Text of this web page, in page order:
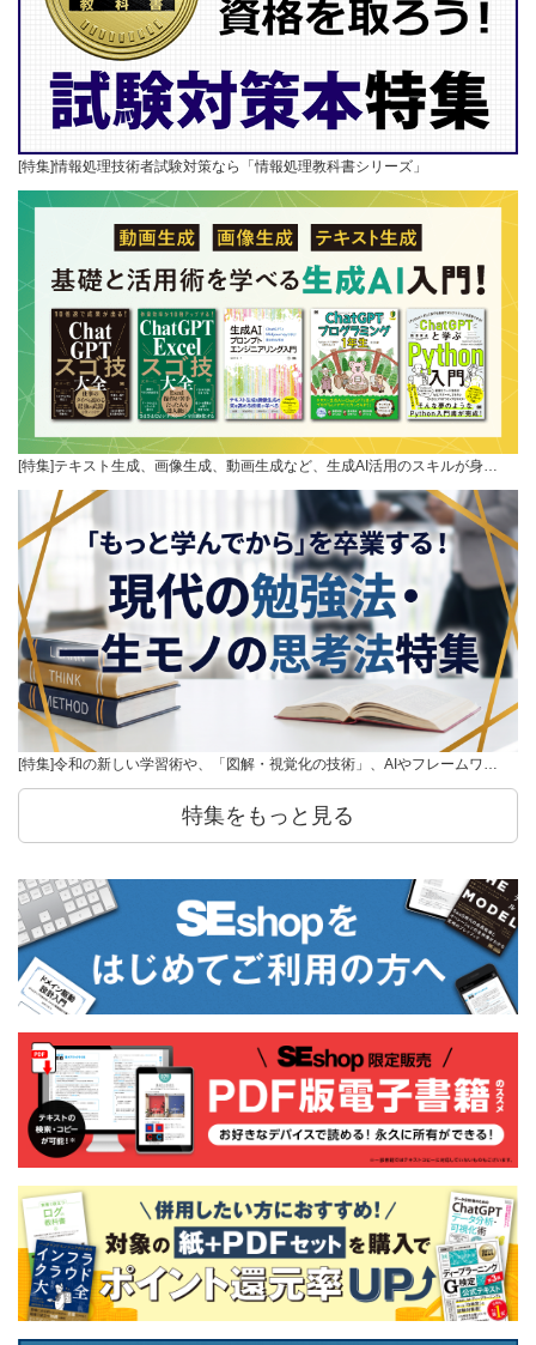
[特集]情報処理技術者試験対策なら「情報処理教科書シリーズ」
[特集]テキスト生成、画像生成、動画生成など、生成AI活用のスキルが身…
[特集]令和の新しい学習術や、「図解・視覚化の技術」、AIやフレームワ…
特集をもっと見る